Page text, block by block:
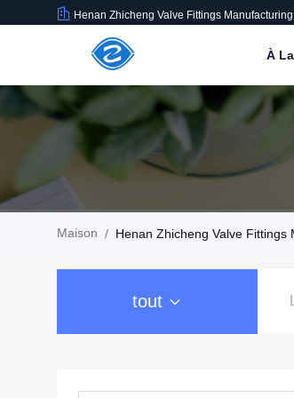
Henan Zhicheng Valve Fittings
À
Maison / Henan Zhicheng Valve
tout joint de